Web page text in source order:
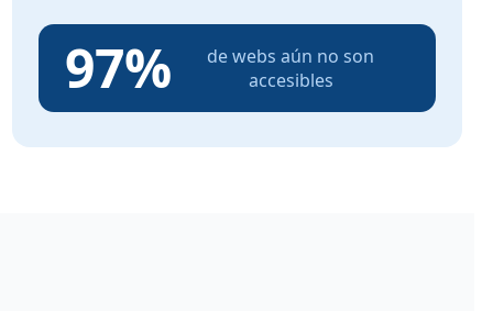
97%
de webs aún no son
accesibles